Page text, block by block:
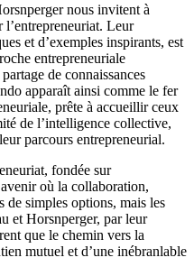
nous invitent à
l’entrepreneuriat. Leur
et d’exemples inspirants, est
entrepreneuriale
de connaissances
apparaît ainsi comme le fer
prête à accueillir ceux
de l’intelligence collective,
parcours entrepreneurial.
fondée sur
où la collaboration,
de simples options, mais les
et Horsnperger, par leur
que le chemin vers la
mutuel et d’une inébranlable